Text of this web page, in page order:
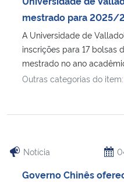
Ministério da Saúde
mestrado para 2025/
A Universidade de
inscrições para 17 bolsas
mestrado no ano
Outras categorias do item:
Notícia
Governo Chinês